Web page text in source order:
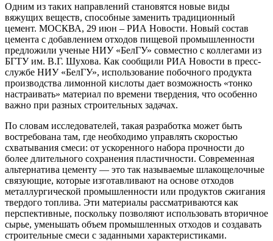
Одним из таких направлений становятся новые виды
вяжущих веществ, способные заменить традиционный
цемент. МОСКВА, 29 июн – РИА Новости. Новый состав
цемента с добавлением отходов пищевой промышленности
предложили ученые НИУ «БелГУ» совместно с коллегами из
БГТУ им. В.Г. Шухова. Как сообщили РИА Новости в пресс-
службе НИУ «БелГУ», использование побочного продукта
производства лимонной кислоты дает возможность «тонко
настраивать» материал по времени твердения, что особенно
важно при разных строительных задачах.
По словам исследователей, такая разработка может быть
востребована там, где необходимо управлять скоростью
схватывания смеси: от ускоренного набора прочности до
более длительного сохранения пластичности. Современная
альтернатива цементу — это так называемые шлакощелочные
связующие, которые изготавливают на основе отходов
металлургической промышленности или продуктов сжигания
твердого топлива. Эти материалы рассматриваются как
перспективные, поскольку позволяют использовать вторичное
сырье, уменьшать объем промышленных отходов и создавать
строительные смеси с заданными характеристиками.